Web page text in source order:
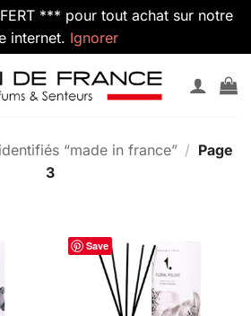
*** pour tout achat sur notre
internet. Ignorer
“made in france” / Page
3
Save